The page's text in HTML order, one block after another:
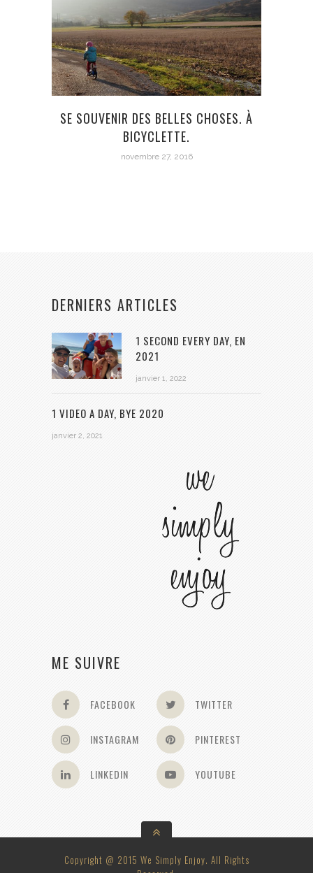
SE SOUVENIR DES BELLES CHOSES. À
BICYCLETTE.
novembre 27, 2016
DERNIERS ARTICLES
1 SECOND EVERY DAY, EN
2021
janvier 1, 2022
1 VIDEO A DAY, BYE 2020
janvier 2, 2021
ME SUIVRE
FACEBOOK TWITTER
INSTAGRAM PINTEREST
LINKEDIN YOUTUBE
Copyright @ 2015 We Simply Enjoy. All Rights